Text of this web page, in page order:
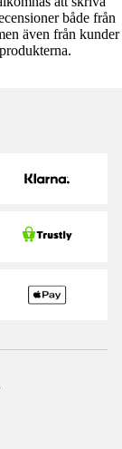
både från
även från kunder